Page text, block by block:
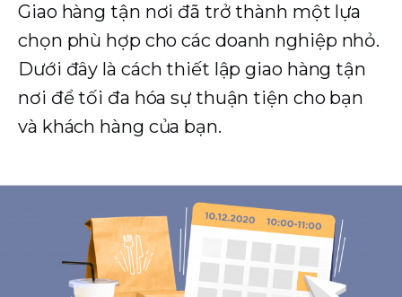
Giao hàng tận nơi đã trở thành một lựa
chọn phù hợp cho các doanh nghiệp nhỏ.
Dưới đây là cách thiết lập giao hàng tận
nơi để tối đa hóa sự thuận tiện cho bạn
và khách hàng của bạn.